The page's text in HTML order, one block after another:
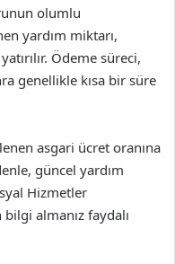
olumlu
yardım miktarı,
Ödeme süreci,
genellikle kısa bir süre
asgari ücret oranına
güncel yardım
Hizmetler
bilgi almanız faydalı